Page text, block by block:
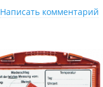
Написать комментарий